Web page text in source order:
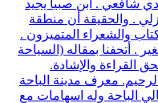
شافعي . ابن صبيا يجيد
. والحقيقة أن منطقة
والشعراء المتميزون .
. أتحفنا بمقاله (السياحة
القراءة والإشادة.
الرحيم. معرف مدينة الباحة
الباحة وله اسهامات مع